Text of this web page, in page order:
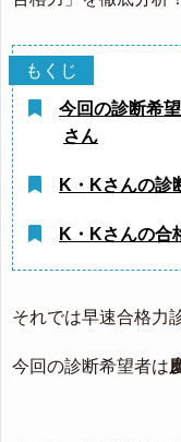
今回の診断希
さん
K・Kさんの診
K・Kさんの合
それでは早速合格力
今回の診断希望者は